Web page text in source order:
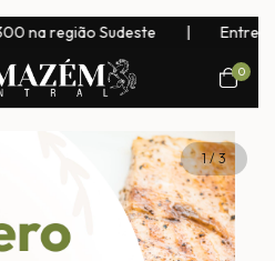
na região Sudeste Entrega
0
1/3